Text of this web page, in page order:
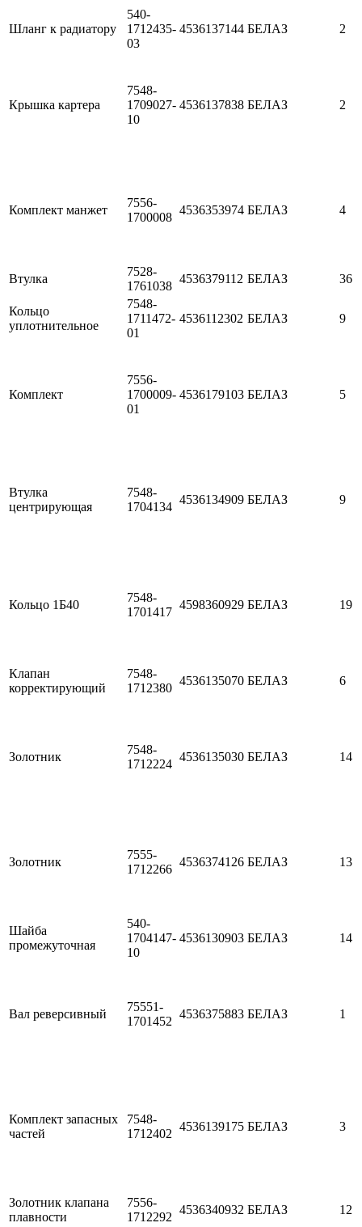
Шланг к радиатору
540-
1712435-
03
4536137144 БЕЛАЗ 2
Крышка картера
7548-
1709027-
10
4536137838 БЕЛАЗ 2
Комплект манжет
7556-
1700008
4536353974 БЕЛАЗ 4
Втулка
7528-
1761038
4536379112 БЕЛАЗ 36
Кольцо
уплотнительное
7548-
1711472-
01
4536112302 БЕЛАЗ 9
Комплект
7556-
1700009-
01
4536179103 БЕЛАЗ 5
Втулка
центрирующая
7548-
1704134
4536134909 БЕЛАЗ 9
Кольцо 1Б40
7548-
1701417
4598360929 БЕЛАЗ 19
Клапан
корректирующий
7548-
1712380
4536135070 БЕЛАЗ 6
Золотник
7548-
1712224
4536135030 БЕЛАЗ 14
Золотник
7555-
1712266
4536374126 БЕЛАЗ 13
Шайба
промежуточная
540-
1704147-
10
4536130903 БЕЛАЗ 14
Вал реверсивный
75551-
1701452
4536375883 БЕЛАЗ 1
Комплект запасных
частей
7548-
1712402
4536139175 БЕЛАЗ 3
Золотник клапана
плавности
7556-
1712292
4536340932 БЕЛАЗ 12